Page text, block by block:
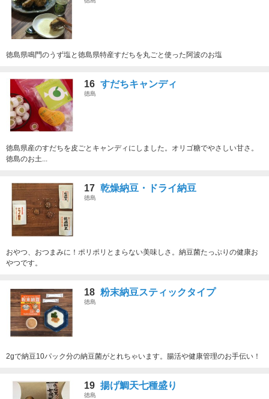
徳島県鳴門のうず塩と徳島県特産すだちを丸ごと使った阿波のお塩
16 すだちキャンディ
徳島
徳島県産のすだちを皮ごとキャンディにしました。オリゴ糖でやさしい甘さ。
徳島のお土...
17 乾燥納豆・ドライ納豆
徳島
おやつ、おつまみに！ポリポリとまらない美味しさ。納豆菌たっぷりの健康お
やつです。
18 粉末納豆スティックタイプ
徳島
2gで納豆10パック分の納豆菌がとれちゃいます。腸活や健康管理のお手伝い！
19 揚げ鯛天七種盛り
徳島